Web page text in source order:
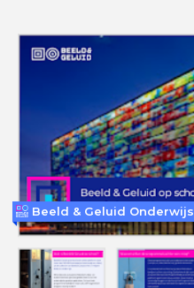
Beeld & Geluid Onderwijs